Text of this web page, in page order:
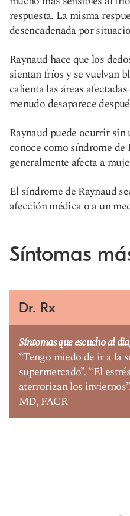
respuesta. La misma
desencadenada por
Raynaud hace que los
sientan fríos y se vuelvan
calienta las áreas
menudo desaparece
Raynaud puede ocurrir sin
conoce como síndrome
generalmente afecta a
El síndrome de Raynaud
afección médica o a un
Síntomas
Dr. Rx
Síntomas que escucho al
“Tengo miedo de ir a la
supermercado”. “El
aterrorizan los
MD, FACR